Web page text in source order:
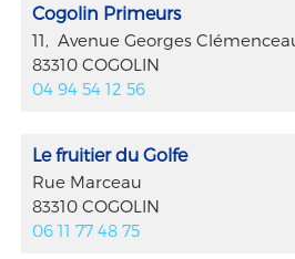
Cogolin Primeurs
11, Avenue Georges
83310 COGOLIN
04 94 54 12 56
Le fruitier du Golfe
Rue Marceau
83310 COGOLIN
06 11 77 48 75